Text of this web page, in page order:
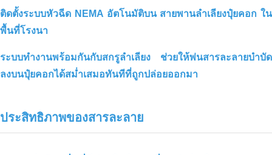
ติดตั้งระบบหัวฉีด NEMA อัตโนมัติบน สายพานลำเลียงปุ๋ยคอก ใน
พื้นที่โรงนา
ระบบทำงานพร้อมกันกับสกรูลำเลียง ช่วยให้พ่นสารละลายบำบัด
ลงบนปุ๋ยคอกได้สม่ำเสมอทันทีที่ถูกปล่อยออกมา
ประสิทธิภาพของสารละลาย